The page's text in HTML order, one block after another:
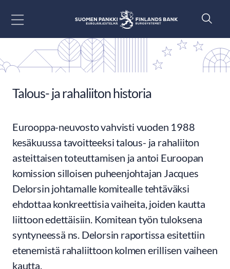
Talous- ja rahaliiton historia
Eurooppa-neuvosto vahvisti vuoden 1988
kesäkuussa tavoitteeksi talous- ja rahaliiton
asteittaisen toteuttamisen ja antoi Euroopan
komission silloisen puheenjohtajan Jacques
Delorsin johtamalle komitealle tehtäväksi
ehdottaa konkreettisia vaiheita, joiden kautta
liittoon edettäisiin. Komitean työn tuloksena
syntyneessä ns. Delorsin raportissa esitettiin
etenemistä rahaliittoon kolmen erillisen vaiheen
kautta.